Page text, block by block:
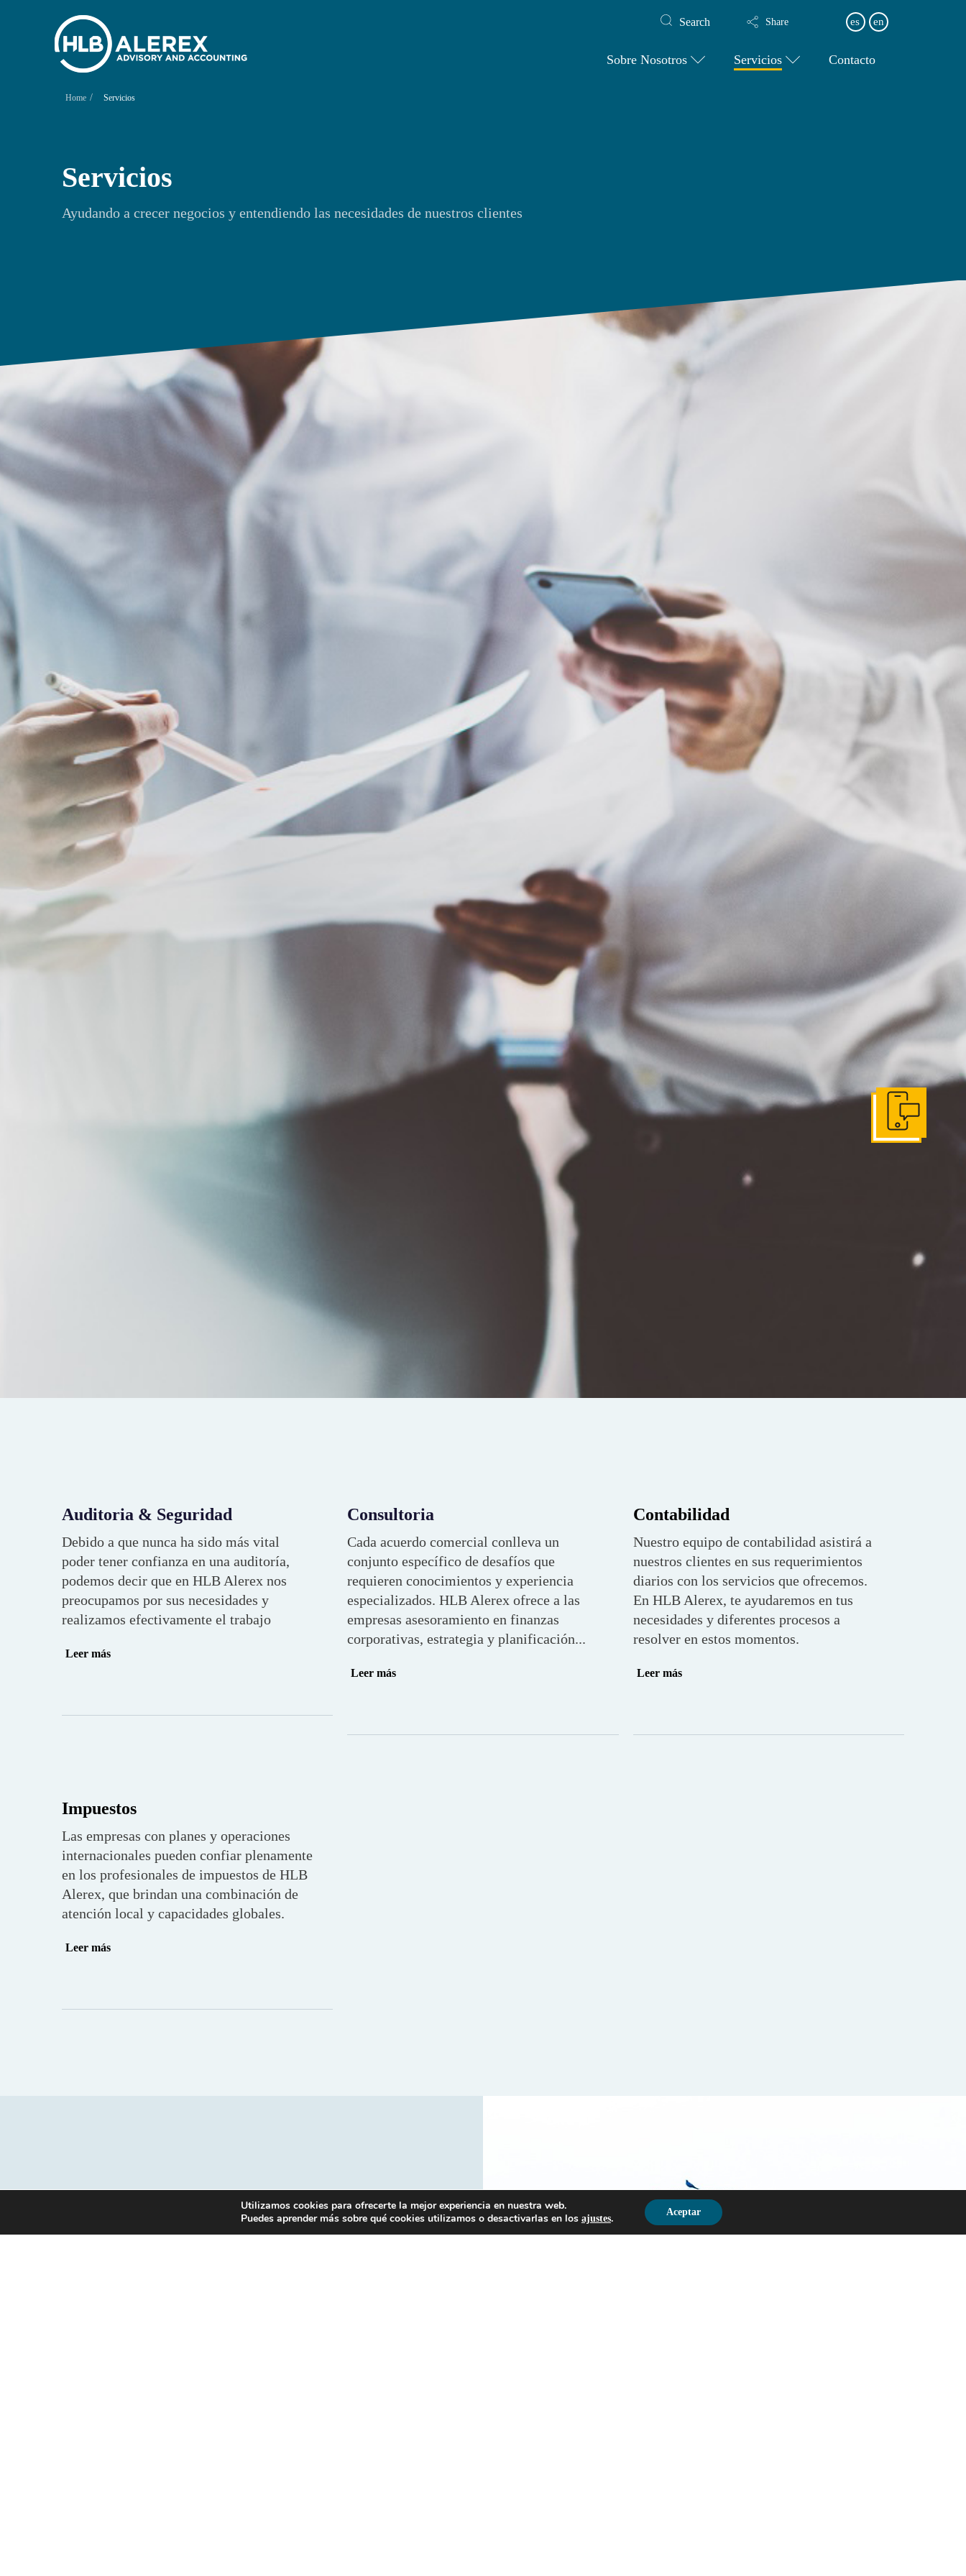
Search Share es en
Sobre Nosotros Servicios Contacto
Home / Servicios
Servicios
Ayudando a crecer negocios y entendiendo las necesidades de nuestros clientes
Auditoria & Seguridad
Debido a que nunca ha sido más vital
poder tener confianza en una auditoría,
podemos decir que en HLB Alerex nos
preocupamos por sus necesidades y
realizamos efectivamente el trabajo
Leer más
Consultoria
Cada acuerdo comercial conlleva un
conjunto específico de desafíos que
requieren conocimientos y experiencia
especializados. HLB Alerex ofrece a las
empresas asesoramiento en finanzas
corporativas, estrategia y planificación...
Leer más
Contabilidad
Nuestro equipo de contabilidad asistirá a
nuestros clientes en sus requerimientos
diarios con los servicios que ofrecemos.
En HLB Alerex, te ayudaremos en tus
necesidades y diferentes procesos a
resolver en estos momentos.
Leer más
Impuestos
Las empresas con planes y operaciones
internacionales pueden confiar plenamente
en los profesionales de impuestos de HLB
Alerex, que brindan una combinación de
atención local y capacidades globales.
Leer más
Get In Touch
Utilizamos cookies para ofrecerte la mejor experiencia en nuestra web.
Puedes aprender más sobre qué cookies utilizamos o desactivarlas en los ajustes. Aceptar